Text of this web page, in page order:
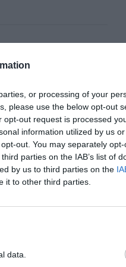
or processing of your
please use the below opt-out
out request is processed
information utilized by us
out. You may separately
parties on the IAB’s list of
by us to third parties on the
it to other third parties.
data.
julio de 1976 en la
que se realizaron
un video que había
de la provincia de
cuando me sumé, sino
La Plata”.
nieta de José
Argentina. En el
una organización
la letra ‘e’ en el
había en materia